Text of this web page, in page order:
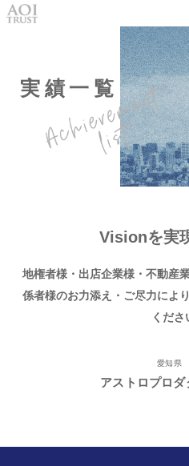
実績一覧
Visionを実
地権者様・出店企業様・不動産
係者様のお力添え・ご尽力によ
くださ
愛知県
アストロプロ